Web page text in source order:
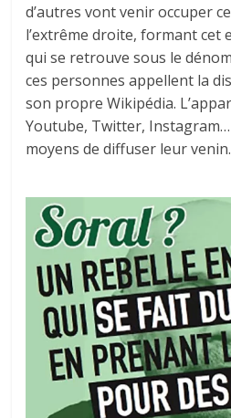
d’autres vont venir occuper
l’extrême droite, formant cet
qui se retrouve sous le
ces personnes appellent la
son propre Wikipédia.
Youtube, Twitter,
moyens de diffuser leur venin.